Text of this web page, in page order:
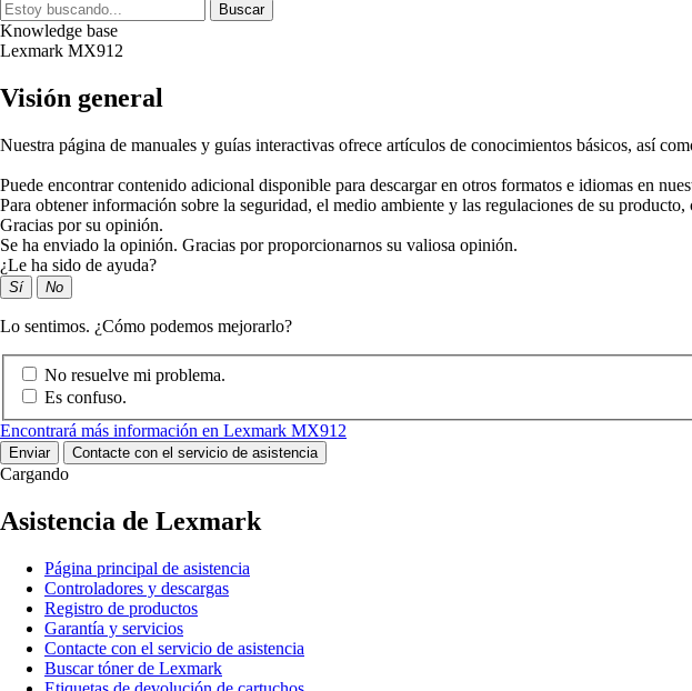
Buscar
Knowledge base
Lexmark MX912
Visión general
Nuestra página de manuales y guías interactivas ofrece artículos de conocimientos básicos, así
Puede encontrar contenido adicional disponible para descargar en otros formatos e idiomas en
Para obtener información sobre la seguridad, el medio ambiente y las regulaciones de su producto,
Gracias por su opinión.
Se ha enviado la opinión. Gracias por proporcionarnos su valiosa opinión.
¿Le ha sido de ayuda?
Sí No
Lo sentimos. ¿Cómo podemos mejorarlo?
No resuelve mi problema.
Es confuso.
Encontrará más información en Lexmark MX912
Enviar Contacte con el servicio de asistencia
Cargando
Asistencia de Lexmark
Página principal de asistencia
Controladores y descargas
Registro de productos
Garantía y servicios
Contacte con el servicio de asistencia
Buscar tóner de Lexmark